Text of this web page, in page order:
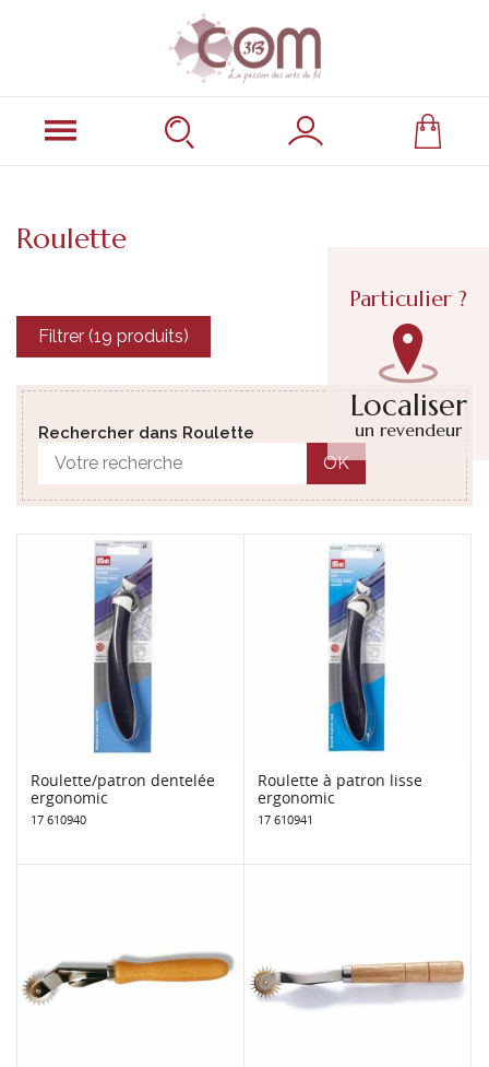
Particulier ?
Localiser
un revendeur
Roulette
Filtrer (19 produits)
Rechercher dans Roulette
OK
Roulette/patron dentelée
ergonomic
17 610940
Roulette à patron lisse
ergonomic
17 610941